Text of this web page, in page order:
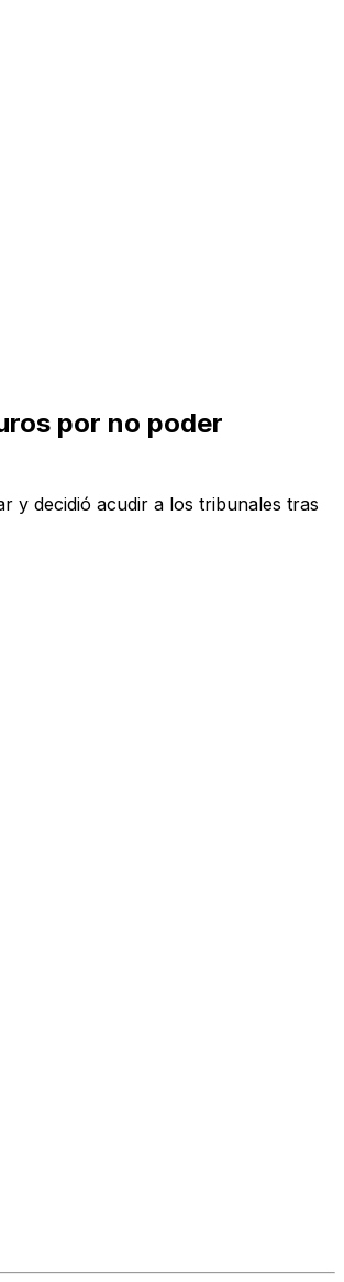
por no poder
y decidió acudir a los tribunales tras